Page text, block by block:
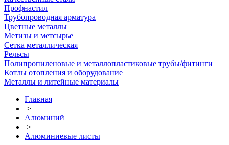
Профнастил
Трубопроводная арматура
Цветные металлы
Метизы и метсырье
Сетка металлическая
Рельсы
Полипропиленовые и металлопластиковые трубы/фитинги
Котлы отопления и оборудование
Металлы и литейные материалы
Главная
>
Алюминий
>
Алюминиевые листы